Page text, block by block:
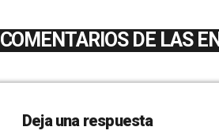
COMENTARIOS DE LAS
Deja una respuesta